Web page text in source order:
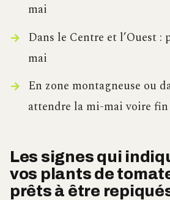
mai
Dans le Centre et l’Ouest
mai
En zone montagneuse ou
attendre la mi-mai voire
Les signes qui
vos plants de
prêts à être